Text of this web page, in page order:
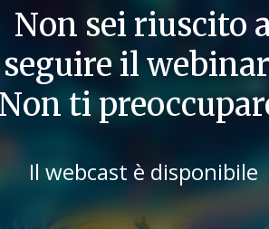
Non sei riuscito
seguire il
Non ti
Il webcast è disponibile